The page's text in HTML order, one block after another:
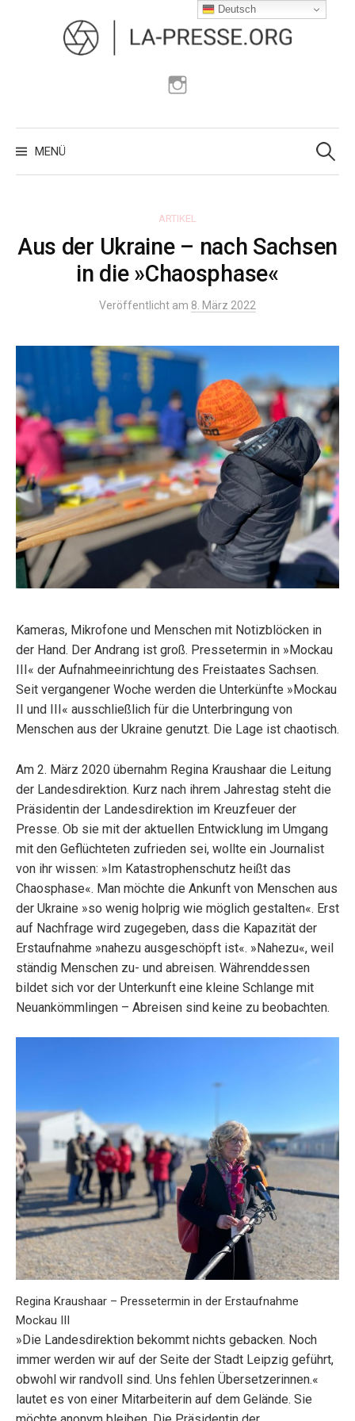
überspringen
MENÜ
Suchen
nach:
ARTIKEL
Aus der Ukraine – nach Sachsen
in die »Chaosphase«
Veröffentlicht am 8. März 2022
Kameras, Mikrofone und Menschen mit Notizblöcken in
der Hand. Der Andrang ist groß. Pressetermin in »Mockau
III« der Aufnahmeeinrichtung des Freistaates Sachsen.
Seit vergangener Woche werden die Unterkünfte »Mockau
II und III« ausschließlich für die Unterbringung von
Menschen aus der Ukraine genutzt. Die Lage ist chaotisch.
Am 2. März 2020 übernahm Regina Kraushaar die Leitung
der Landesdirektion. Kurz nach ihrem Jahrestag steht die
Präsidentin der Landesdirektion im Kreuzfeuer der
Presse. Ob sie mit der aktuellen Entwicklung im Umgang
mit den Geflüchteten zufrieden sei, wollte ein Journalist
von ihr wissen: »Im Katastrophenschutz heißt das
Chaosphase«. Man möchte die Ankunft von Menschen aus
der Ukraine »so wenig holprig wie möglich gestalten«. Erst
auf Nachfrage wird zugegeben, dass die Kapazität der
Erstaufnahme »nahezu ausgeschöpft ist«. »Nahezu«, weil
ständig Menschen zu- und abreisen. Währenddessen
bildet sich vor der Unterkunft eine kleine Schlange mit
Neuankömmlingen – Abreisen sind keine zu beobachten.
Regina Kraushaar – Pressetermin in der Erstaufnahme
Mockau III
»Die Landesdirektion bekommt nichts gebacken. Noch
immer werden wir auf der Seite der Stadt Leipzig geführt,
obwohl wir randvoll sind. Uns fehlen Übersetzerinnen.«
lautet es von einer Mitarbeiterin auf dem Gelände. Sie
Deutsch